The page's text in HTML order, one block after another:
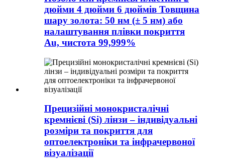
дюйми 4 дюйми 6 дюймів Товщина
шару золота: 50 нм (± 5 нм) або
налаштування плівки покриття
Au, чистота 99,999%
Прецизійні монокристалічні
кремнієві (Si) лінзи – індивідуальні
розміри та покриття для
оптоелектроніки та інфрачервоної
візуалізації